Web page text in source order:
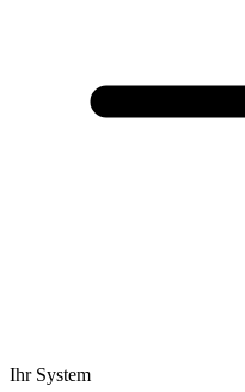
Ihr System